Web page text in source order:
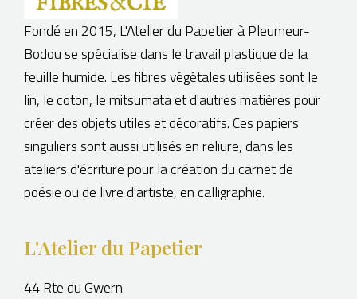
Fondé en 2015, L'Atelier du Papetier à Pleumeur-
Bodou se spécialise dans le travail plastique de la
feuille humide. Les fibres végétales utilisées sont le
lin, le coton, le mitsumata et d'autres matières pour
créer des objets utiles et décoratifs. Ces papiers
singuliers sont aussi utilisés en reliure, dans les
ateliers d'écriture pour la création du carnet de
poésie ou de livre d'artiste, en calligraphie.
L'Atelier du Papetier
44 Rte du Gwern